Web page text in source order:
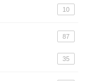
10
87
35